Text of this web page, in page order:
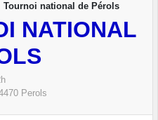
Tournoi national de Pérols
NATIONAL
Perols